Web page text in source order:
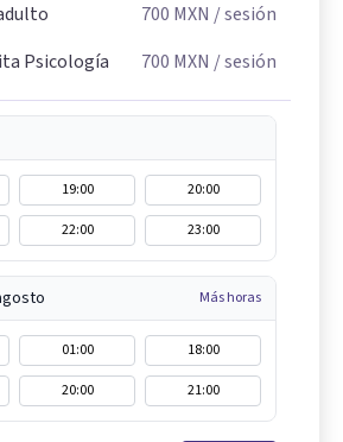
700 MXN / sesión
Psicología
700 MXN / sesión
19:00
20:00
22:00 23:00
Más horas
01:00
18:00
20:00 21:00